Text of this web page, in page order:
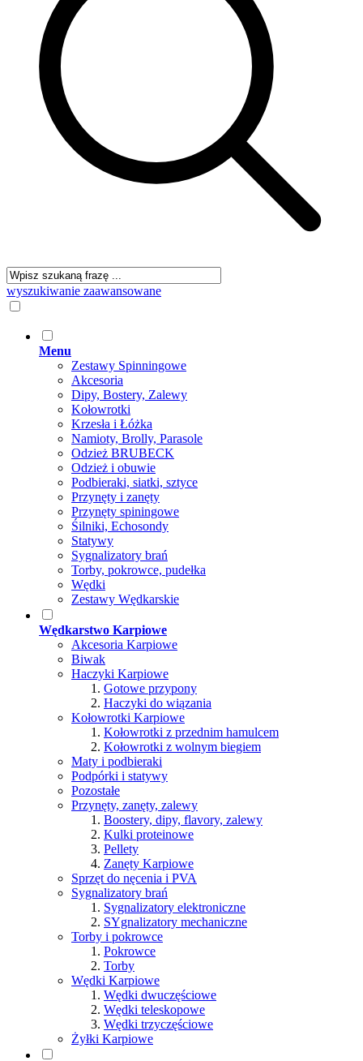
wyszukiwanie zaawansowane
Menu
Zestawy Spinningowe
Akcesoria
Dipy, Bostery, Zalewy
Kołowrotki
Krzesła i Łóżka
Namioty, Brolly, Parasole
Odzież BRUBECK
Odzież i obuwie
Podbieraki, siatki, sztyce
Przynęty i zanęty
Przynęty spiningowe
Śilniki, Echosondy
Statywy
Sygnalizatory brań
Torby, pokrowce, pudełka
Wędki
Zestawy Wędkarskie
Wędkarstwo Karpiowe
Akcesoria Karpiowe
Biwak
Haczyki Karpiowe
Gotowe przypony
Haczyki do wiązania
Kołowrotki Karpiowe
Kołowrotki z przednim hamulcem
Kołowrotki z wolnym biegiem
Maty i podbieraki
Podpórki i statywy
Pozostałe
Przynęty, zanęty, zalewy
Boostery, dipy, flavory, zalewy
Kulki proteinowe
Pellety
Zanęty Karpiowe
Sprzęt do nęcenia i PVA
Sygnalizatory brań
Sygnalizatory elektroniczne
SYgnalizatory mechaniczne
Torby i pokrowce
Pokrowce
Torby
Wędki Karpiowe
Wędki dwuczęściowe
Wędki teleskopowe
Wędki trzyczęściowe
Żyłki Karpiowe